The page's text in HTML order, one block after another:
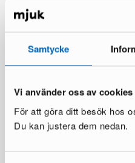
Samtycke
Vi använder oss av cookies
För att göra ditt besök hos
Du kan justera dem nedan.
Du kanske också
Visa mer